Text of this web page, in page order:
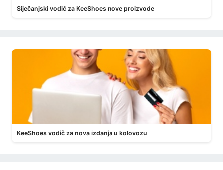
Siječanjski vodič za KeeShoes nove proizvode
KeeShoes vodič za nova izdanja u kolovozu